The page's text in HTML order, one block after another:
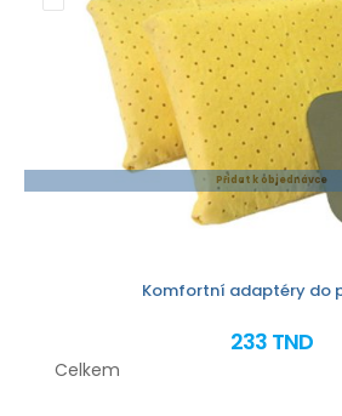
Přidat k objednávce
Komfortní adaptéry do
233 TND
Celkem